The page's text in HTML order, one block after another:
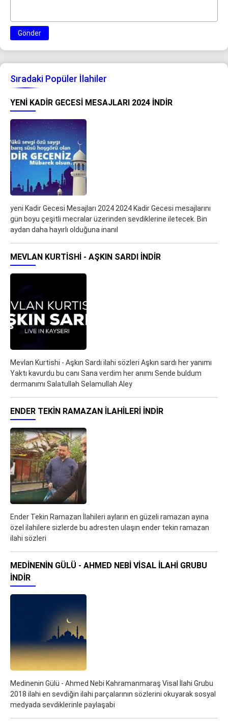
Gönder
Sıradaki Popüler İlahiler
YENI KADIR GECESI MESAJLARI 2024 İNDIR
yeni Kadir Gecesi Mesajları 2024 2024 Kadir Gecesi mesajlarını
gün boyu çeşitli mecralar üzerinden sevdiklerine iletecek. Bin
aydan daha hayırlı olduğuna inanıl
MEVLAN KURTISHI - AŞKIN SARDI İNDIR
Mevlan Kurtishi - Aşkın Sardı ilahi sözleri Aşkın sardı her yanımı
Yaktı kavurdu bu canı Sana verdim her anımı Sende buldum
dermanımı Salatullah Selamullah Aley
ENDER TEKIN RAMAZAN İLAHILERI İNDIR
Ender Tekin Ramazan İlahileri ayların en güzeli ramazan ayına
özel ilahilere sizlerde bu adresten ulaşın ender tekin ramazan
ilahi sözleri
MEDINENIN GÜLÜ - AHMED NEBI VISAL İLAHI GRUBU
İNDIR
Medinenin Gülü - Ahmed Nebi Kahramanmaraş Visal İlahi Grubu
2018 ilahi en sevdiğin ilahi parçalarının sözlerini okuyarak sosyal
medyada sevdiklerinle paylaşabi